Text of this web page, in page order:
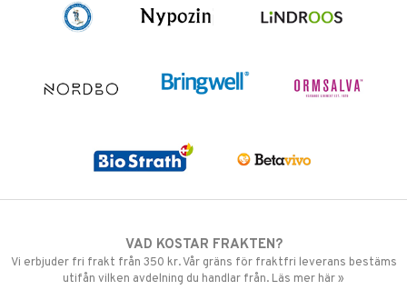
VAD KOSTAR FRAKTEN?
Vi erbjuder fri frakt från 350 kr. Vår gräns för fraktfri leverans bestäms
utifån vilken avdelning du handlar från. Läs mer här »